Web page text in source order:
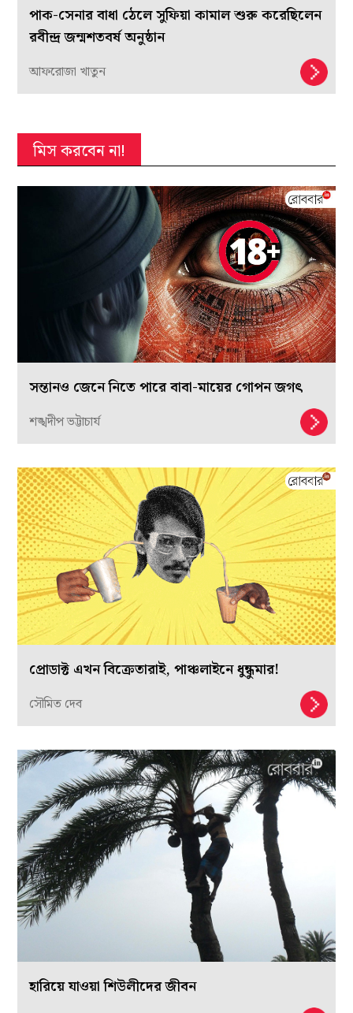
পাক-সেনার বাধা ঠেলে সুফিয়া কামাল শুরু করেছিলেন
রবীন্দ্র জন্মশতবর্ষ অনুষ্ঠান
আফরোজা খাতুন
মিস করবেন না!
সন্তানও জেনে নিতে পারে বাবা-মায়ের গোপন জগৎ
শঙ্খদীপ ভট্টাচার্য
প্রোডাক্ট এখন বিক্রেতারাই, পাঞ্চলাইনে ধুন্ধুমার!
সৌমিত দেব
হারিয়ে যাওয়া শিউলীদের জীবন